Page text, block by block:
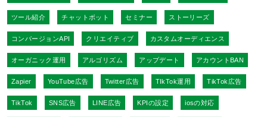
ツール紹介 チャットボット セミナー ストーリーズ
コンバージョンAPI クリエイティブ カスタムオーディエンス
オーガニック運用 アルゴリズム アップデート アカウントBAN
Zapier YouTube広告 Twitter広告 TIkTok運用 TikTok広告
TikTok SNS広告 LINE広告 KPIの設定 iosの対応